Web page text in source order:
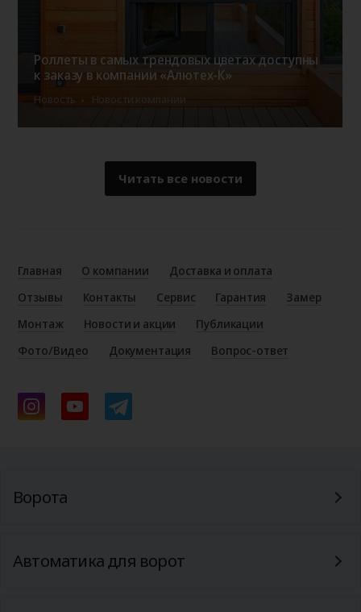
Роллеты в самых трендовых цветах доступны
к заказу в компании «Алютех-К»
Новость Новости компании
Читать все новости
Главная О компании
Доставка и оплата
Отзывы
Контакты Сервис Гарантия
Замер
Монтаж
Новости и акции
Публикации
Фото/Видео
Документация Вопрос-ответ
Ворота
Автоматика для ворот